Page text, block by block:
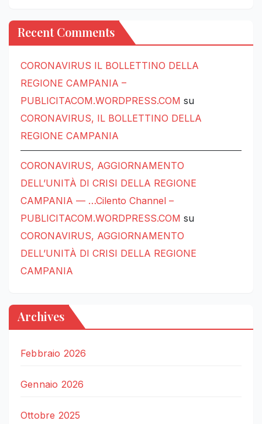
Recent Comments
CORONAVIRUS IL BOLLETTINO DELLA
REGIONE CAMPANIA –
PUBLICITACOM.WORDPRESS.COM su
CORONAVIRUS, IL BOLLETTINO DELLA
REGIONE CAMPANIA
CORONAVIRUS, AGGIORNAMENTO
DELL’UNITÀ DI CRISI DELLA REGIONE
CAMPANIA — …Cilento Channel –
PUBLICITACOM.WORDPRESS.COM su
CORONAVIRUS, AGGIORNAMENTO
DELL’UNITÀ DI CRISI DELLA REGIONE
CAMPANIA
Archives
Febbraio 2026
Gennaio 2026
Ottobre 2025